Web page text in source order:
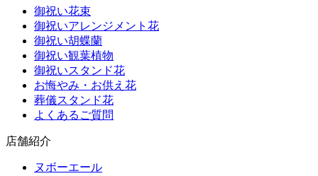
御祝い花束
御祝いアレンジメント花
御祝い胡蝶蘭
御祝い観葉植物
御祝いスタンド花
お悔やみ・お供え花
葬儀スタンド花
よくあるご質問
店舗紹介
ヌボーエール